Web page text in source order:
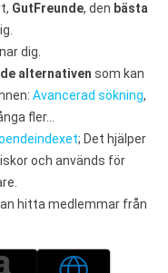
GutFreunde, den bästa
dig.
alternativen som kan
Avancerad sökning,
fler…
; Det hjälper
och används för
hitta medlemmar från